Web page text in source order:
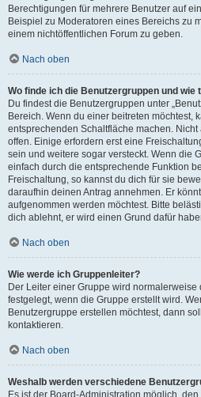
Berechtigungen für mehrere Benutzer auf
Beispiel zu Moderatoren eines Bereichs zu
einem nichtöffentlichen Forum zu geben.
Nach oben
Wo finde ich die Benutzergruppen und wie
Du findest die Benutzergruppen unter
Bereich. Wenn du einer beitreten möchtest,
entsprechenden Schaltfläche machen.
offen. Einige erfordern erst eine
sein und weitere sogar versteckt. Wenn die
einfach durch die entsprechende Funktion
Freischaltung, so kannst du dich für sie
daraufhin deinen Antrag annehmen. Er
aufgenommen werden möchtest. Bitte
dich ablehnt, er wird einen Grund dafür
Nach oben
Wie werde ich Gruppenleiter?
Der Leiter einer Gruppe wird
festgelegt, wenn die Gruppe erstellt wird.
Benutzergruppe erstellen möchtest, dann
kontaktieren.
Nach oben
Weshalb werden verschiedene
Es ist der Board-Administration möglich,